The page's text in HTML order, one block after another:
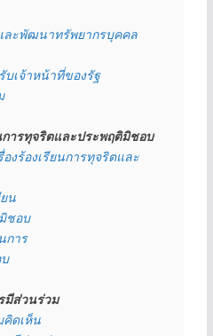
ละพัฒนาทรัพยากรบุคคล
เจ้าหน้าที่ของรัฐ
การทุจริตและประพฤติมิชอบ
งร้องเรียนการทุจริตและ
น
ชอบ
การ
มีส่วนร่วม
คิดเห็น